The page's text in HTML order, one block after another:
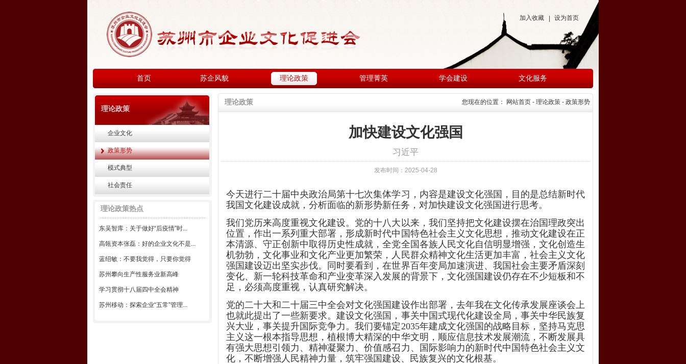
加入收藏 设为首页
首页 苏企风貌 理论政策 管理菁英 学会建设 文化服务
理论政策
企业文化
政策形势
模式典型
社会责任
理论政策热点
东吴智库：关于做好“后疫情”时...
高瓴资本张磊：好的企业文化不是...
蓝绍敏：不要我觉得，只要你觉得
苏州攀向生产性服务业新高峰
学习贯彻十八届四中全会精神
苏州移动：探索企业“五常”管理...
理论政策 您现在的位置： 网站首页 - 理论政策 - 政策形势
加快建设文化强国
习近平
发布时间：2025-04-28
今天进行二十届中央政治局第十七次集体学习，内容是建设文化强国，目的是总结新时代
我国文化建设成就，分析面临的新形势新任务，对加快建设文化强国进行思考。
我们党历来高度重视文化建设。党的十八大以来，我们坚持把文化建设摆在治国理政突出
位置，作出一系列重大部署，形成新时代中国特色社会主义文化思想，推动文化建设在正
本清源、守正创新中取得历史性成就，全党全国各族人民文化自信明显增强，文化创造生
机勃勃，文化事业和文化产业更加繁荣，人民群众精神文化生活更加丰富，社会主义文化
强国建设迈出坚实步伐。同时要看到，在世界百年变局加速演进、我国社会主要矛盾深刻
变化、新一轮科技革命和产业变革深入发展的背景下，文化强国建设仍存在不少短板和不
足，必须高度重视，认真研究解决。
党的二十大和二十届三中全会对文化强国建设作出部署，去年我在文化传承发展座谈会上
也就此提出了一些新要求。建设文化强国，事关中国式现代化建设全局，事关中华民族复
兴大业，事关提升国际竞争力。我们要锚定2035年建成文化强国的战略目标，坚持马克思
主义这一根本指导思想，植根博大精深的中华文明，顺应信息技术发展潮流，不断发展具
有强大思想引领力、精神凝聚力、价值感召力、国际影响力的新时代中国特色社会主义文
化，不断增强人民精神力量，筑牢强国建设、民族复兴的文化根基。